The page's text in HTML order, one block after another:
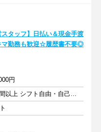
スタッフ】日払い＆現金手渡
マ勤務も歓迎☆履歴書不要◎
円
週1日以上 1日3時間以上 シフト自由・自己申告